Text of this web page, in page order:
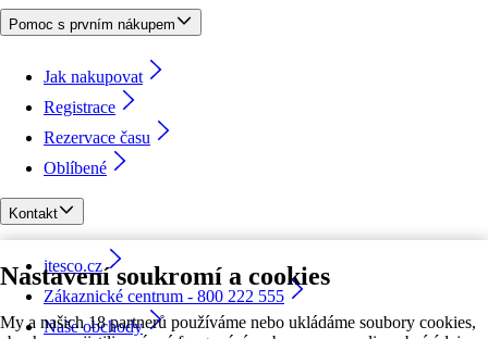
Nastavení soukromí a cookies
My a našich 18 partnerů používáme nebo ukládáme soubory cookies,
Pomoc s prvním nákupem
Jak nakupovat
Registrace
Rezervace času
Oblíbené
Kontakt
itesco.cz
Zákaznické centrum - 800 222 555
Naše obchody